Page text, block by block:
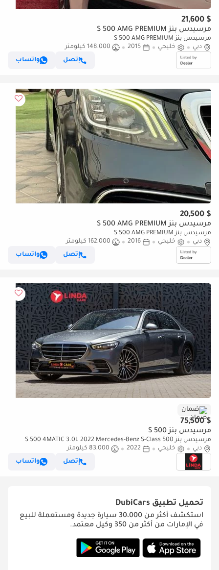
$ 21,600
مرسيدس بنز S 500 AMG PREMIUM
مرسيدس بنز S 500 AMG PREMIUM
دبي
خليجي 2015
148,000 كيلومتر
إتصل
واتساب
$ 20,500
مرسيدس بنز S 500 AMG PREMIUM
مرسيدس بنز S 500 AMG PREMIUM
دبي
خليجي 2016
162,000 كيلومتر
إتصل
واتساب
ضمان
$ 75,500
مرسيدس بنز S 500
مرسيدس بنز S 500 4MATIC 3.0L 2022 Mercedes-Benz S-Class 500
4MATIC GCC | Agency Warranty
دبي خليجي 2022
83,000 كيلومتر
إتصل
واتساب
تحميل تطبيق DubiCars
استكشف أكثر من 30،000 سيارة جديدة ومستعملة للبيع
في الإمارات من أكثر من 350 وكيل معتمد.